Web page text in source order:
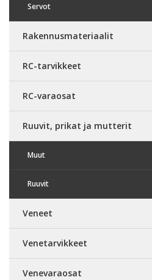
Servot
Rakennusmateriaalit
RC-tarvikkeet
RC-varaosat
Ruuvit, prikat ja mutterit
Muut
Ruuvit
Veneet
Venetarvikkeet
Venevaraosat